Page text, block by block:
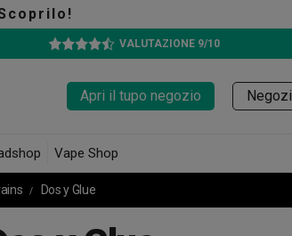
VALUTAZIONE 9/10
Apri il tupo negozio Negozi
Vape Shop
Dos y Glue